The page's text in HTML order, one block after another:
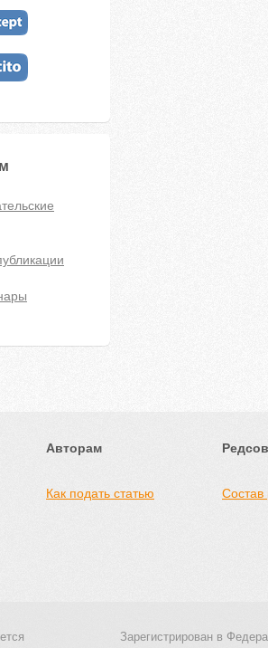
Авторам
Как подать статью Состав
Зарегистрирован в